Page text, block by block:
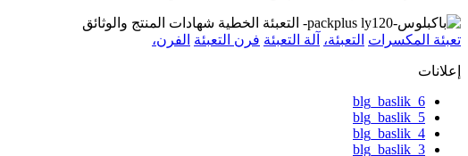
تعبئة المكسرات التعبئة، آلة التعبئة فرن التعبئة الفرن،
إعلانات
blg_baslik_6
blg_baslik_5
blg_baslik_4
blg_baslik_3